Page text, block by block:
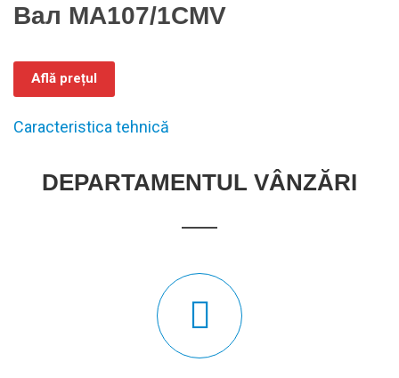
Вал MA107/1СМV
Află prețul
Caracteristica tehnică
DEPARTAMENTUL VÂNZĂRI